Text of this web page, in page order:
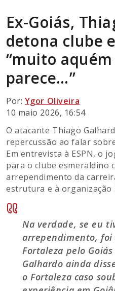
Ex-Goiás,
detona clube
“muito
parece…”
Por: Ygor Oliveira
10 maio 2026, 16:54
O atacante Thiago
repercussão ao falar
Em entrevista à ESPN, o
para o clube esmeraldino
arrependimento da
estrutura e à organização
Na verdade, se eu
arrependimento,
Fortaleza pelo Goiás
Galhardo ainda
o Fortaleza caso